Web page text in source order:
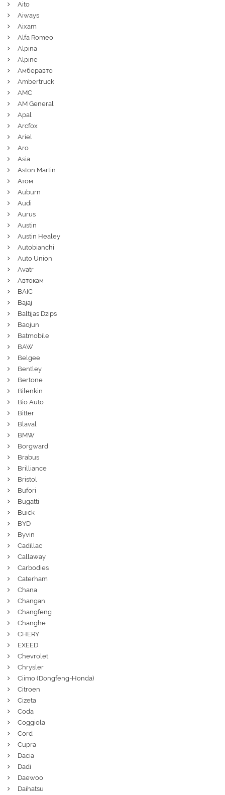
Aito
Aiways
Aixam
Alfa Romeo
Alpina
Alpine
Амберавто
Ambertruck
AMC
AM General
Apal
Arcfox
Ariel
Aro
Asia
Aston Martin
Атом
Auburn
Audi
Aurus
Austin
Austin Healey
Autobianchi
Auto Union
Avatr
Автокам
BAIC
Bajaj
Baltijas Dzips
Baojun
Batmobile
BAW
Belgee
Bentley
Bertone
Bilenkin
Bio Auto
Bitter
Blaval
BMW
Borgward
Brabus
Brilliance
Bristol
Bufori
Bugatti
Buick
BYD
Byvin
Cadillac
Callaway
Carbodies
Caterham
Chana
Changan
Changfeng
Changhe
CHERY
EXEED
Chevrolet
Chrysler
Ciimo (Dongfeng-Honda)
Citroen
Cizeta
Coda
Coggiola
Cord
Cupra
Dacia
Dadi
Daewoo
Daihatsu